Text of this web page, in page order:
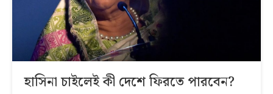
হাসিনা চাইলেই কী দেশে ফিরতে পারবেন?